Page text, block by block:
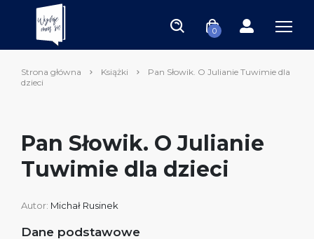
0
Strona główna Książki
Pan Słowik. O Julianie Tuwimie dla
dzieci
Pan Słowik. O Julianie
Tuwimie dla dzieci
Autor: Michał Rusinek
Dane podstawowe